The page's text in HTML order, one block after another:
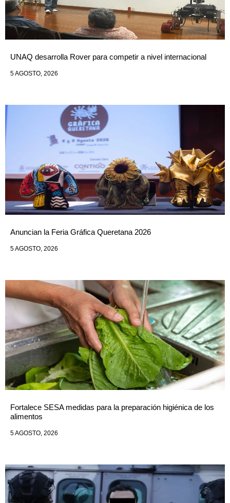
UNAQ desarrolla Rover para competir a nivel internacional
5 AGOSTO, 2026
Anuncian la Feria Gráfica Queretana 2026
5 AGOSTO, 2026
Fortalece SESA medidas para la preparación higiénica de los
alimentos
5 AGOSTO, 2026